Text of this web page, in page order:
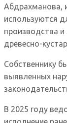
Абдрахманова,
используются
производства
древесно-
Собственнику
выявленных
В 2025 году